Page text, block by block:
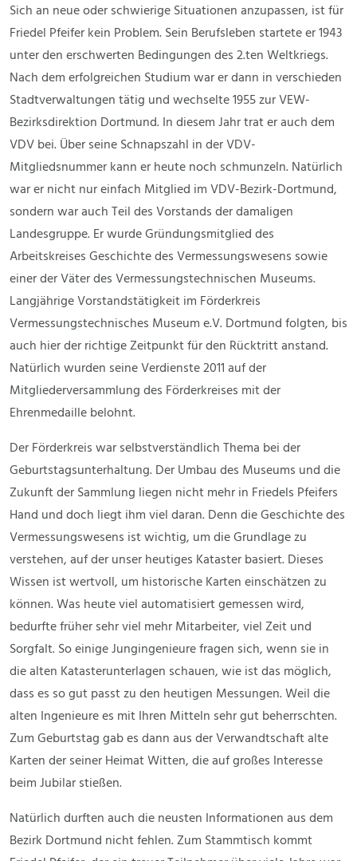
Sich an neue oder schwierige Situationen anzupassen, ist für
Friedel Pfeifer kein Problem. Sein Berufsleben startete er 1943
unter den erschwerten Bedingungen des 2.ten Weltkriegs.
Nach dem erfolgreichen Studium war er dann in verschieden
Stadtverwaltungen tätig und wechselte 1955 zur VEW-
Bezirksdirektion Dortmund. In diesem Jahr trat er auch dem
VDV bei. Über seine Schnapszahl in der VDV-
Mitgliedsnummer kann er heute noch schmunzeln. Natürlich
war er nicht nur einfach Mitglied im VDV-Bezirk-Dortmund,
sondern war auch Teil des Vorstands der damaligen
Landesgruppe. Er wurde Gründungsmitglied des
Arbeitskreises Geschichte des Vermessungswesens sowie
einer der Väter des Vermessungstechnischen Museums.
Langjährige Vorstandstätigkeit im Förderkreis
Vermessungstechnisches Museum e.V. Dortmund folgten, bis
auch hier der richtige Zeitpunkt für den Rücktritt anstand.
Natürlich wurden seine Verdienste 2011 auf der
Mitgliederversammlung des Förderkreises mit der
Ehrenmedaille belohnt.
Der Förderkreis war selbstverständlich Thema bei der
Geburtstagsunterhaltung. Der Umbau des Museums und die
Zukunft der Sammlung liegen nicht mehr in Friedels Pfeifers
Hand und doch liegt ihm viel daran. Denn die Geschichte des
Vermessungswesens ist wichtig, um die Grundlage zu
verstehen, auf der unser heutiges Kataster basiert. Dieses
Wissen ist wertvoll, um historische Karten einschätzen zu
können. Was heute viel automatisiert gemessen wird,
bedurfte früher sehr viel mehr Mitarbeiter, viel Zeit und
Sorgfalt. So einige Jungingenieure fragen sich, wenn sie in
die alten Katasterunterlagen schauen, wie ist das möglich,
dass es so gut passt zu den heutigen Messungen. Weil die
alten Ingenieure es mit Ihren Mitteln sehr gut beherrschten.
Zum Geburtstag gab es dann aus der Verwandtschaft alte
Karten der seiner Heimat Witten, die auf großes Interesse
beim Jubilar stießen.
Natürlich durften auch die neusten Informationen aus dem
Bezirk Dortmund nicht fehlen. Zum Stammtisch kommt